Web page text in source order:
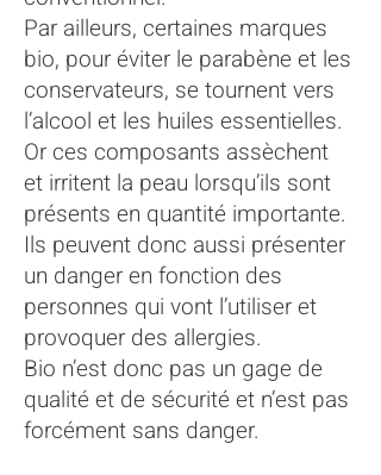
Par ailleurs, certaines marques
bio, pour éviter le parabène et les
conservateurs, se tournent vers
l’alcool et les huiles essentielles.
Or ces composants assèchent
et irritent la peau lorsqu’ils sont
présents en quantité importante.
Ils peuvent donc aussi présenter
un danger en fonction des
personnes qui vont l’utiliser et
provoquer des allergies.
Bio n’est donc pas un gage de
qualité et de sécurité et n’est pas
forcément sans danger.